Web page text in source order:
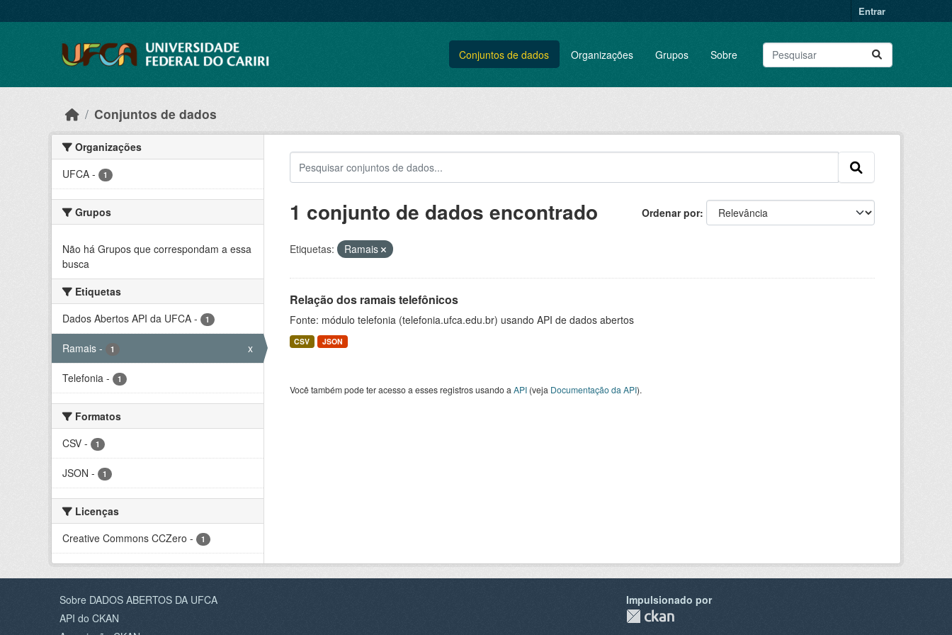
Entrar
Conjuntos de dados Organizações Grupos Sobre
Conjuntos de dados
Organizações
UFCA - 1
Grupos
Não há Grupos que correspondam a essa
busca
Etiquetas
Dados Abertos API da UFCA - 1
Ramais - 1 x
Telefonia - 1
Formatos
CSV - 1
JSON - 1
Licenças
Creative Commons CCZero - 1
Ordenar por
1 conjunto de dados encontrado
Etiquetas: Ramais
Relação dos ramais telefônicos
Fonte: módulo telefonia (telefonia.ufca.edu.br) usando API de dados abertos
CSV JSON
Você também pode ter acesso a esses registros usando a API(veja Documentação da API).
Sobre DADOS ABERTOS DA UFCA
API do CKAN
Impulsionado por